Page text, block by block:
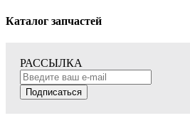
Каталог запчастей
РАССЫЛКА
Подписаться